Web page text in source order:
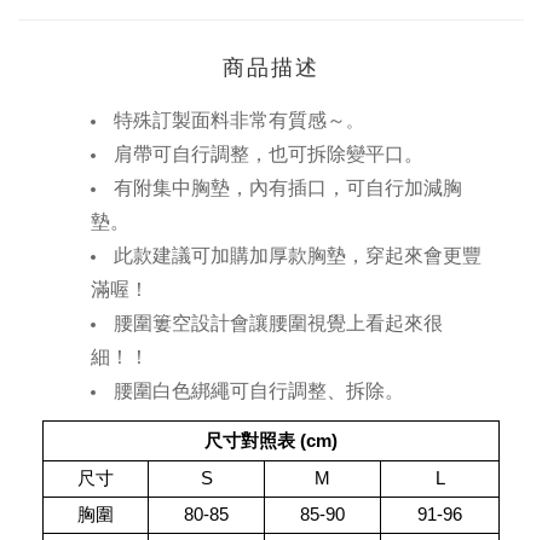
商品描述
特殊訂製面料非常有質感～ 。
肩帶可自行調整，也可拆除變平口。
有附集中胸墊，內有插口，可自行加減胸
墊。
此款建議可加購加厚款胸墊，穿起來會更豐
滿喔！
腰圍簍空設計會讓腰圍視覺上看起來很
細！！
腰圍白色綁繩可自行調整、拆除。
尺寸對照表 (cm)
尺寸
S M
L
胸圍
80-85 85-90
91-96